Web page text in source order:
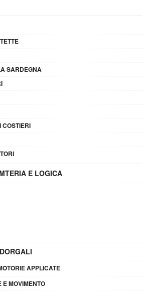
SARDEGNA
COSTIERI
E LOGICA
APPLICATE
E MOVIMENTO